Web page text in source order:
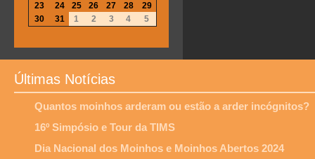
23
24 25 26 27 28
29
30
31 1 2 3 4 5
Últimas Notícias
Quantos moinhos arderam ou estão a arder incógnitos?
16º Simpósio e Tour da TIMS
Dia Nacional dos Moinhos e Moinhos Abertos 2024